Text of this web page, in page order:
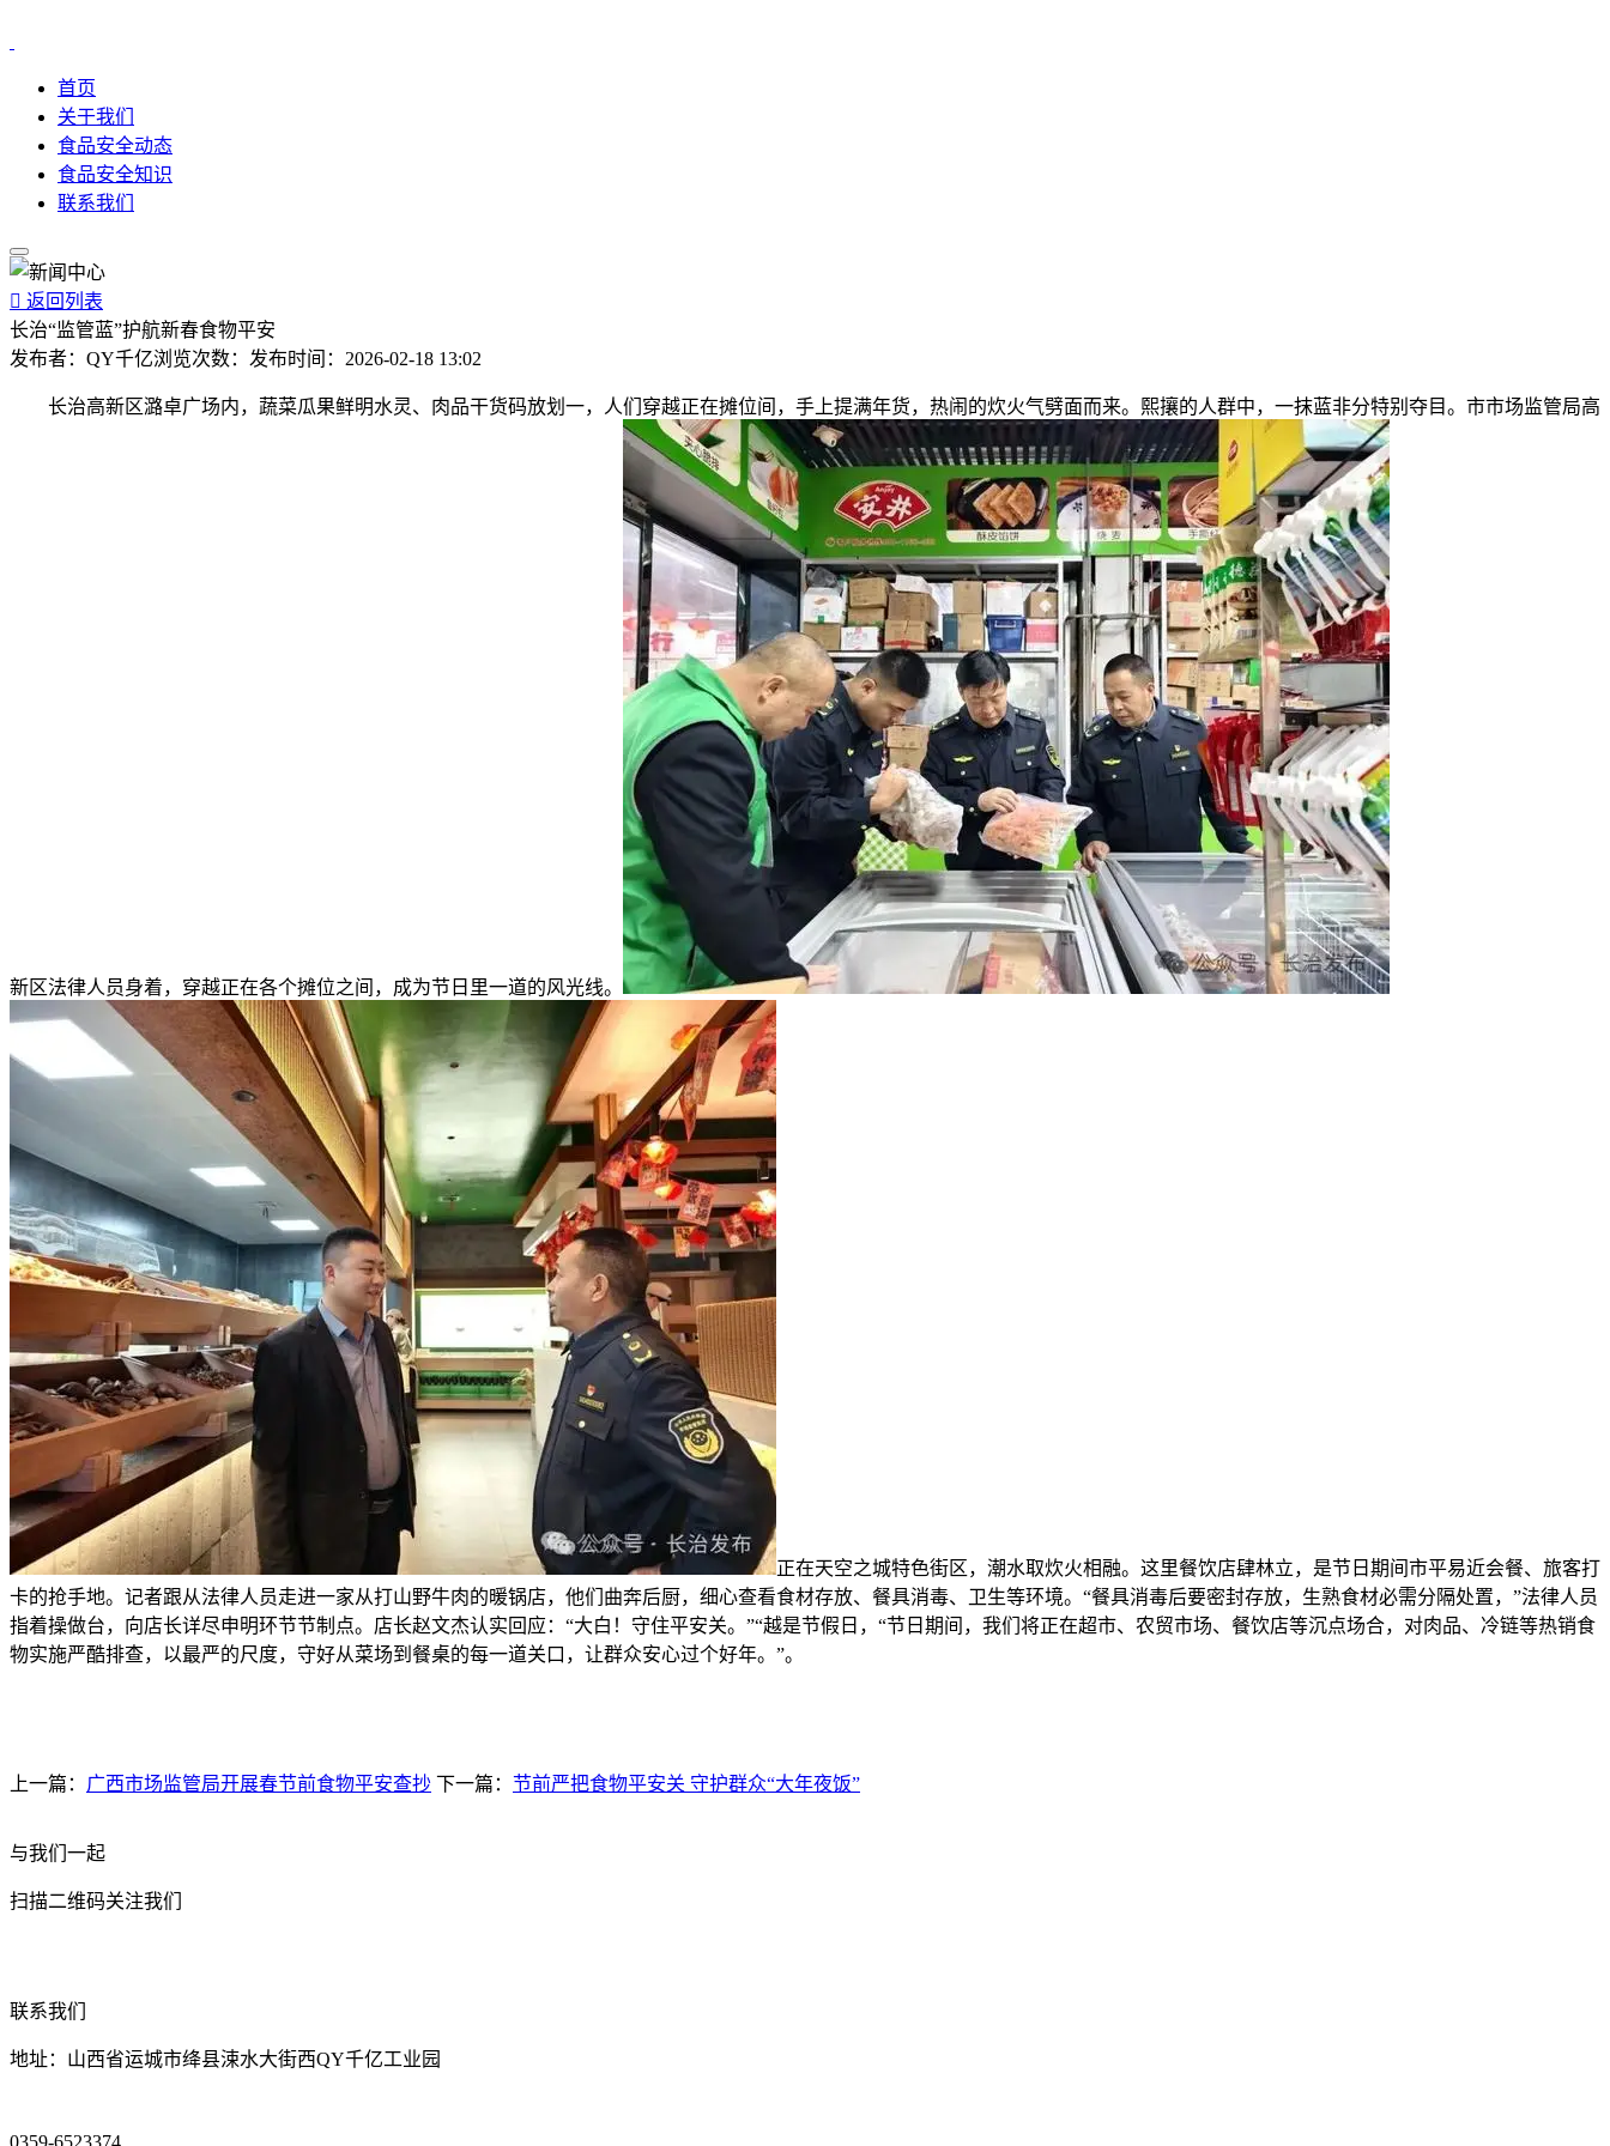
首页
关于我们
食品安全动态
食品安全知识
联系我们
 返回列表
长治“监管蓝”护航新春食物平安
发布者： QY千亿浏览次数： 发布时间： 2026-02-18 13:02
长治高新区潞卓广场内，蔬菜瓜果鲜明水灵、肉品干货码放划一，人们穿越正在摊位间，手上提满年货，热闹的炊火气劈面而来。熙攘的人群中，一抹蓝非分特别夺目。市市场监管局高
新区法律人员身着，穿越正在各个摊位之间，成为节日里一道的风光线。
正在天空之城特色街区，潮水取炊火相融。这里餐饮店肆林立，是节日期间市平易近会餐、旅客打
卡的抢手地。记者跟从法律人员走进一家从打山野牛肉的暖锅店，他们曲奔后厨，细心查看食材存放、餐具消毒、卫生等环境。“餐具消毒后要密封存放，生熟食材必需分隔处置，”法律人员
指着操做台，向店长详尽申明环节节制点。店长赵文杰认实回应：“大白！守住平安关。”“越是节假日，“节日期间，我们将正在超市、农贸市场、餐饮店等沉点场合，对肉品、冷链等热销食
物实施严酷排查，以最严的尺度，守好从菜场到餐桌的每一道关口，让群众安心过个好年。”。
上一篇： 广西市场监管局开展春节前食物平安查抄 下一篇： 节前严把食物平安关 守护群众“大年夜饭”
与我们一起
扫描二维码关注我们
联系我们
地址：山西省运城市绛县涑水大街西QY千亿工业园
0359-6523374